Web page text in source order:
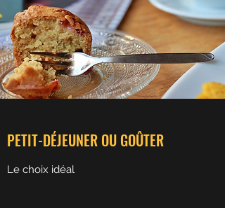
PETIT-DÉJEUNER OU GOÛTER
Le choix idéal